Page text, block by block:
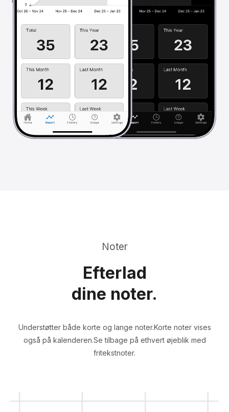
Noter
Efterlad
dine noter.
Understøtter både korte og lange noter.Korte noter vises
også på kalenderen.Se tilbage på ethvert øjeblik med
fritekstnoter.